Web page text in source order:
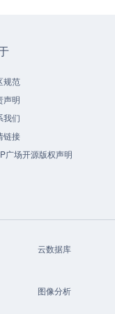
规范
声明
我们
链接
广场开源版权声明
云数据库
图像分析